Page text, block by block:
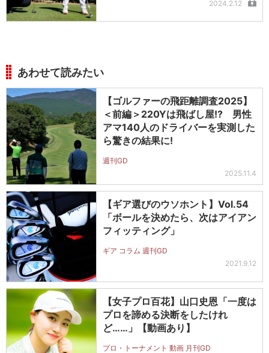
2024.2.12
あわせて読みたい
【ゴルファーの飛距離調査2025】
＜前編＞220Yは飛ばし屋!? 男性
アマ140人のドライバーを実測した
ら驚きの結果に!
週刊GD
2025.11.4
【ギア選びのウソホント】Vol.54
「ボールを決めたら、次はアイアン
フィッティング」
ギア コラム 週刊GD
2021.9.12
【女子プロ百花】山口史恩「一度は
プロを諦める決断をしたけれ
ど……」【動画あり】
プロ・トーナメント 動画 月刊GD